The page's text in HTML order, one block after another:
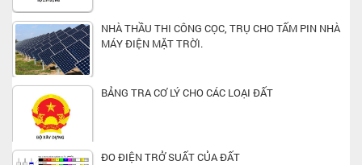
NHÀ THẦU THI CÔNG CỌC, TRỤ CHO TẤM PIN NHÀ
MÁY ĐIỆN MẶT TRỜI.
BẢNG TRA CƠ LÝ CHO CÁC LOẠI ĐẤT
ĐO ĐIỆN TRỞ SUẤT CỦA ĐẤT